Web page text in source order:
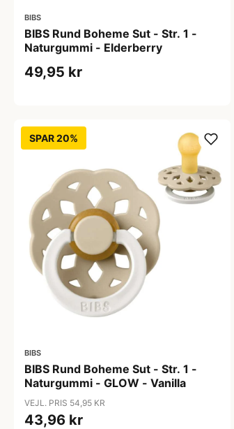
BIBS
BIBS Rund Boheme Sut - Str. 1 -
Naturgummi - Elderberry
49,95 kr
SPAR 20%
BIBS
BIBS Rund Boheme Sut - Str. 1 -
Naturgummi - GLOW - Vanilla
VEJL. PRIS 54,95 KR
43,96 kr